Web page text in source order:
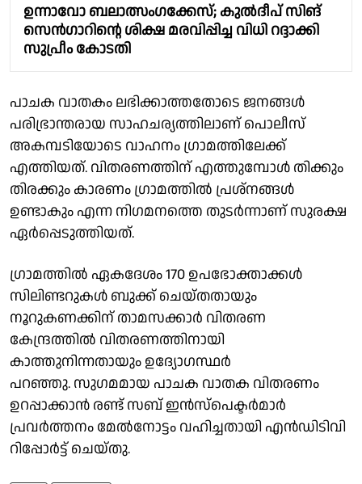
ഉന്നാവോ ബലാത്സംഗക്കേസ്; കുൽദീപ് സിങ്
സെൻഗാറിൻ്റെ ശിക്ഷ മരവിപ്പിച്ച വിധി റദ്ദാക്കി
സുപ്രീം കോടതി
പാചക വാതകം ലഭിക്കാത്തതോടെ ജനങ്ങൾ
പരിഭ്രാന്തരായ സാഹചര്യത്തിലാണ് പൊലീസ്
അകമ്പടിയോടെ വാഹനം ഗ്രാമത്തിലേക്ക്
എത്തിയത്. വിതരണത്തിന് എത്തുമ്പോൾ തിക്കും
തിരക്കും കാരണം ഗ്രാമത്തിൽ പ്രശ്നങ്ങൾ
ഉണ്ടാകും എന്ന നിഗമനത്തെ തുടർന്നാണ് സുരക്ഷ
ഏർപ്പെടുത്തിയത്.
ഗ്രാമത്തിൽ ഏകദേശം 170 ഉപഭോക്താക്കൾ
സിലിണ്ടറുകൾ ബുക്ക് ചെയ്തതായും
നൂറുകണക്കിന് താമസക്കാർ വിതരണ
കേന്ദ്രത്തിൽ വിതരണത്തിനായി
കാത്തുനിന്നതായും ഉദ്യോഗസ്ഥർ
പറഞ്ഞു. സുഗമമായ പാചക വാതക വിതരണം
ഉറപ്പാക്കാൻ രണ്ട് സബ് ഇൻസ്പെക്ടർമാർ
പ്രവർത്തനം മേൽനോട്ടം വഹിച്ചതായി എൻഡിടിവി
റിപ്പോർട്ട് ചെയ്തു.